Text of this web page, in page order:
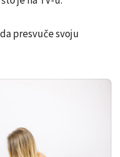
presvuče svoju